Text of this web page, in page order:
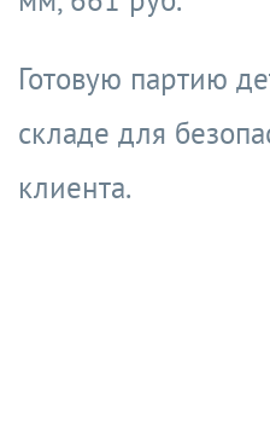
Готовую партию
складе для
клиента.